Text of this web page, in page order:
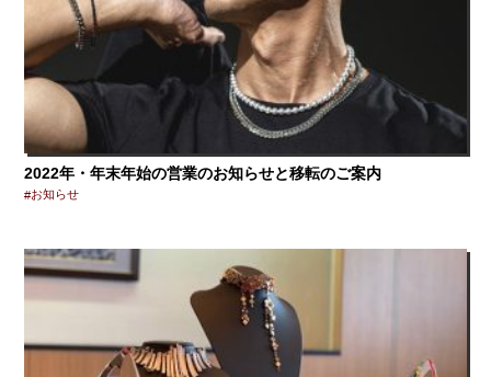
2022年・年末年始の営業のお知らせと移転のご案内
お知らせ